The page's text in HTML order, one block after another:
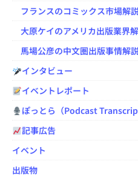
フランスのコミックス市場解
大原ケイのアメリカ出版業界
馬場公彦の中文圏出版事情解
インタビュー
イベントレポート
ぽっとら（Podcast
記事広告
イベント
出版物